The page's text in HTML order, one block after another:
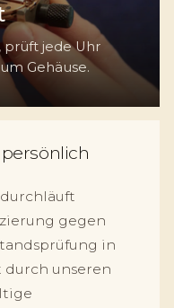
prüft jede Uhr
Gehäuse.
gegen
in
unseren